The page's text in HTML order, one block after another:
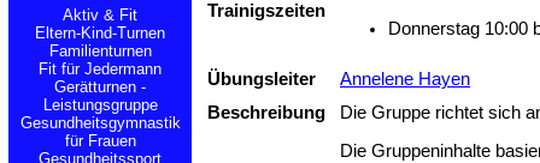
Aktiv & Fit
Eltern-Kind-Turnen
Familienturnen
Fit für Jedermann
Gerätturnen -
Leistungsgruppe
Gesundheitsgymnastik
für Frauen
Gesundheitssport
Trainigszeiten
Donnerstag 10:00
Übungsleiter
Annelene Hayen
Beschreibung
Die Gruppe richtet sich
Die Gruppeninhalte